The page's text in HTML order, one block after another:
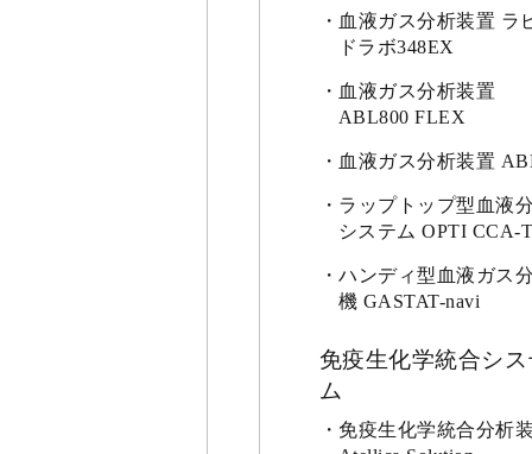
血液ガス分析装置 ラ
ドラボ348EX
血液ガス分析装置
ABL800 FLEX
血液ガス分析装置
ラップトップ型血液
システム OPTI CCA-
ハンディ型血液ガス
機 GASTAT-navi
免疫生化学統合シ
ム
免疫生化学統合分析